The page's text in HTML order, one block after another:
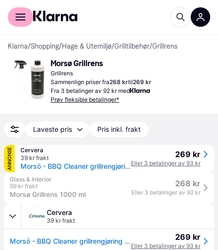
For kunder
Klarna/Shopping/Hage & Utemiljø/Grilltilbehør/Grillrens
Morsø Grillrens
Grillrens
Sammenlign priser fra268 krtil269 kr
Fra 3 betalinger av 92 kr med
Prøv fleksible betalinger*
Laveste pris Pris inkl. frakt
ANNONSE
Cervera
39 kr frakt
Morsö - BBQ Cleaner grillrengjøring 1L
269 kr
Eller 3 betalinger av 93 kr
Glass & Interior
99 kr frakt
Morsø Grillrens 1000 ml
268 kr
Eller 3 betalinger av 92 kr
Cervera
39 kr frakt
Morsö - BBQ Cleaner grillrengjøring 1L 269 kr
Eller 3 betalinger av 93 kr